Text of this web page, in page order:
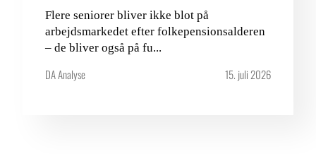
Flere seniorer bliver ikke blot på
arbejdsmarkedet efter folkepensionsalderen
– de bliver også på fu...
DA Analyse 15. juli 2026